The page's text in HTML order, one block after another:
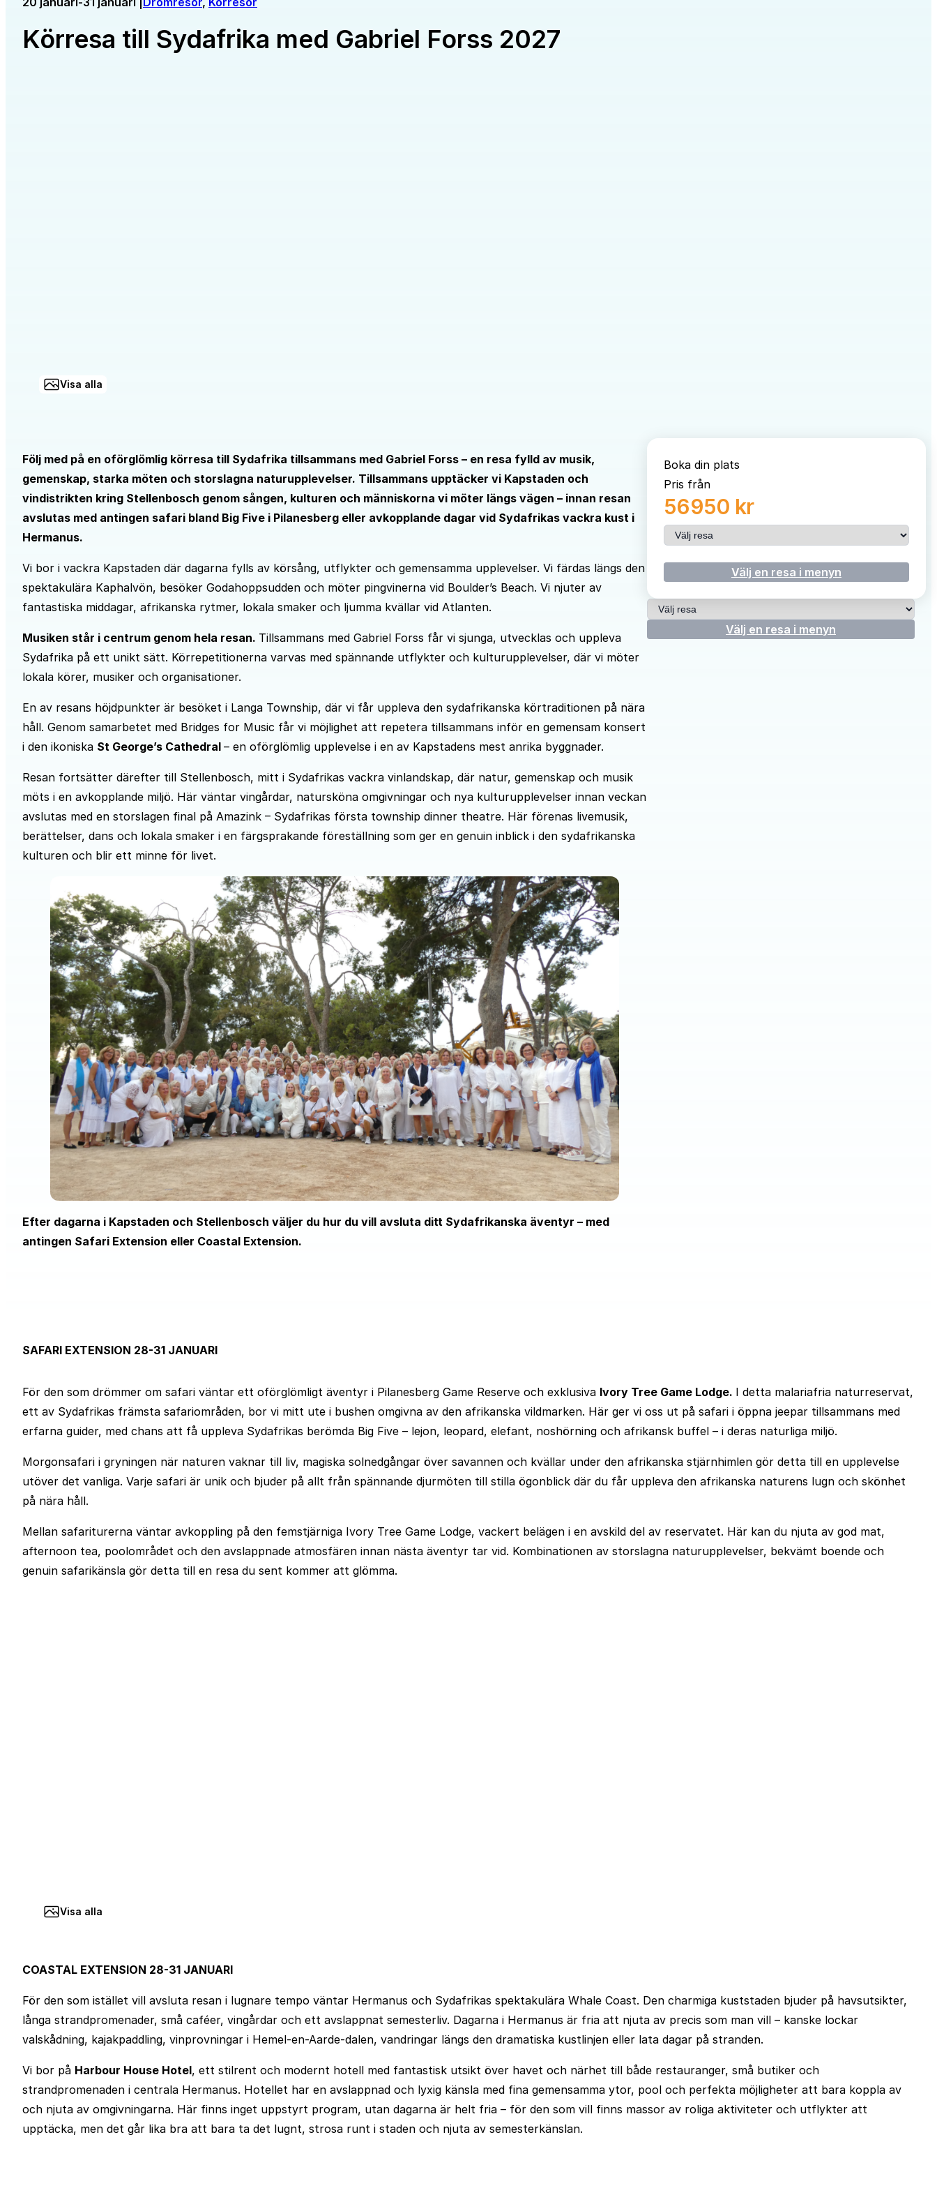
Körresa till Sydafrika med Gabriel Forss 2027
Visa alla
Följ med på en oförglömlig körresa till Sydafrika tillsammans med Gabriel Forss – en resa fylld av musik,
gemenskap, starka möten och storslagna naturupplevelser. Tillsammans upptäcker vi Kapstaden och
vindistrikten kring Stellenbosch genom sången, kulturen och människorna vi möter längs vägen – innan resan
avslutas med antingen safari bland Big Five i Pilanesberg eller avkopplande dagar vid Sydafrikas vackra kust i
Hermanus.
Vi bor i vackra Kapstaden där dagarna fylls av körsång, utflykter och gemensamma upplevelser. Vi färdas längs den
spektakulära Kaphalvön, besöker Godahoppsudden och möter pingvinerna vid Boulder’s Beach. Vi njuter av
fantastiska middagar, afrikanska rytmer, lokala smaker och ljumma kvällar vid Atlanten.
Musiken står i centrum genom hela resan. Tillsammans med Gabriel Forss får vi sjunga, utvecklas och uppleva
Sydafrika på ett unikt sätt. Körrepetitionerna varvas med spännande utflykter och kulturupplevelser, där vi möter
lokala körer, musiker och organisationer.
En av resans höjdpunkter är besöket i Langa Township, där vi får uppleva den sydafrikanska körtraditionen på nära
håll. Genom samarbetet med Bridges for Music får vi möjlighet att repetera tillsammans inför en gemensam konsert
i den ikoniska St George’s Cathedral – en oförglömlig upplevelse i en av Kapstadens mest anrika byggnader.
Resan fortsätter därefter till Stellenbosch, mitt i Sydafrikas vackra vinlandskap, där natur, gemenskap och musik
möts i en avkopplande miljö. Här väntar vingårdar, natursköna omgivningar och nya kulturupplevelser innan veckan
avslutas med en storslagen final på Amazink – Sydafrikas första township dinner theatre. Här förenas livemusik,
berättelser, dans och lokala smaker i en färgsprakande föreställning som ger en genuin inblick i den sydafrikanska
kulturen och blir ett minne för livet.
Efter dagarna i Kapstaden och Stellenbosch väljer du hur du vill avsluta ditt Sydafrikanska äventyr – med
antingen Safari Extension eller Coastal Extension.
Boka din plats
Pris från
56950 kr
Välj resa
Välj en resa i menyn
Välj resa
Välj en resa i menyn
SAFARI EXTENSION 28-31 JANUARI
För den som drömmer om safari väntar ett oförglömligt äventyr i Pilanesberg Game Reserve och exklusiva Ivory Tree Game Lodge. I detta malariafria naturreservat,
ett av Sydafrikas främsta safariområden, bor vi mitt ute i bushen omgivna av den afrikanska vildmarken. Här ger vi oss ut på safari i öppna jeepar tillsammans med
erfarna guider, med chans att få uppleva Sydafrikas berömda Big Five – lejon, leopard, elefant, noshörning och afrikansk buffel – i deras naturliga miljö.
Morgonsafari i gryningen när naturen vaknar till liv, magiska solnedgångar över savannen och kvällar under den afrikanska stjärnhimlen gör detta till en upplevelse
utöver det vanliga. Varje safari är unik och bjuder på allt från spännande djurmöten till stilla ögonblick där du får uppleva den afrikanska naturens lugn och skönhet
på nära håll.
Mellan safariturerna väntar avkoppling på den femstjärniga Ivory Tree Game Lodge, vackert belägen i en avskild del av reservatet. Här kan du njuta av god mat,
afternoon tea, poolområdet och den avslappnade atmosfären innan nästa äventyr tar vid. Kombinationen av storslagna naturupplevelser, bekvämt boende och
genuin safarikänsla gör detta till en resa du sent kommer att glömma.
Visa alla
COASTAL EXTENSION 28-31 JANUARI
För den som istället vill avsluta resan i lugnare tempo väntar Hermanus och Sydafrikas spektakulära Whale Coast. Den charmiga kuststaden bjuder på havsutsikter,
långa strandpromenader, små caféer, vingårdar och ett avslappnat semesterliv. Dagarna i Hermanus är fria att njuta av precis som man vill – kanske lockar
valskådning, kajakpaddling, vinprovningar i Hemel-en-Aarde-dalen, vandringar längs den dramatiska kustlinjen eller lata dagar på stranden.
Vi bor på Harbour House Hotel, ett stilrent och modernt hotell med fantastisk utsikt över havet och närhet till både restauranger, små butiker och
strandpromenaden i centrala Hermanus. Hotellet har en avslappnad och lyxig känsla med fina gemensamma ytor, pool och perfekta möjligheter att bara koppla av
och njuta av omgivningarna. Här finns inget uppstyrt program, utan dagarna är helt fria – för den som vill finns massor av roliga aktiviteter och utflykter att
upptäcka, men det går lika bra att bara ta det lugnt, strosa runt i staden och njuta av semesterkänslan.